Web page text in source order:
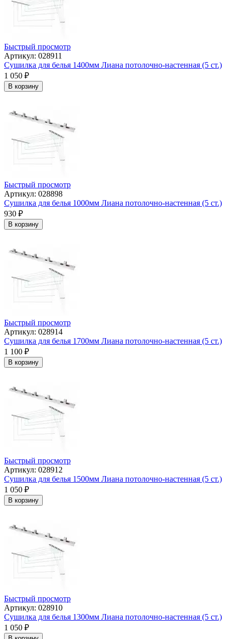
Быстрый просмотр
Артикул: 028911
Сушилка для белья 1400мм Лиана потолочно-настенная (5 ст.)
1 050 ₽
В корзину
Быстрый просмотр
Артикул: 028898
Сушилка для белья 1000мм Лиана потолочно-настенная (5 ст.)
930 ₽
В корзину
Быстрый просмотр
Артикул: 028914
Сушилка для белья 1700мм Лиана потолочно-настенная (5 ст.)
1 100 ₽
В корзину
Быстрый просмотр
Артикул: 028912
Сушилка для белья 1500мм Лиана потолочно-настенная (5 ст.)
1 050 ₽
В корзину
Быстрый просмотр
Артикул: 028910
Сушилка для белья 1300мм Лиана потолочно-настенная (5 ст.)
1 050 ₽